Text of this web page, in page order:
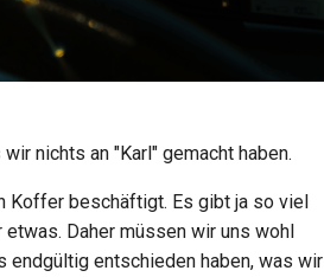
nichts an "Karl" gemacht haben.
Koffer beschäftigt. Es gibt ja so viel
Daher müssen wir uns wohl
entschieden haben, was wir